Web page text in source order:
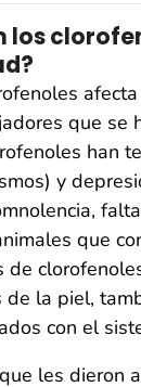
los
que se
han
y
que
de la piel,
con el
les dieron